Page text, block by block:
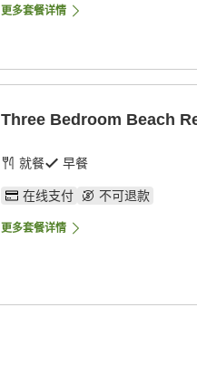
更多套餐详情
Three Bedroom Beach
就餐 早餐
在线支付 不可退款
更多套餐详情